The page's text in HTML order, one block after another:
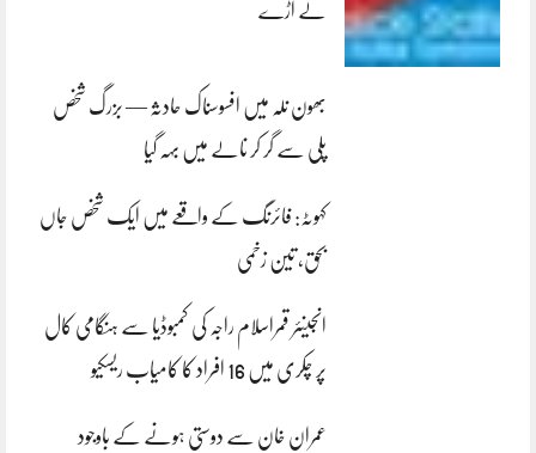
لے اڑے
بھون نلہ میں افسوسناک حادثہ — بزرگ شخص
پلی سے گر کر نالے میں بہہ گیا
کہوٹہ: فائرنگ کے واقعے میں ایک شخص جاں
بحق، تین زخمی
انجینئر قمراسلام راجہ کی کمبوڈیا سے ہنگامی کال
پر چکری میں 16 افراد کا کامیاب ریسکیو
عمران خان سے دوستی ہونے کے باوجود